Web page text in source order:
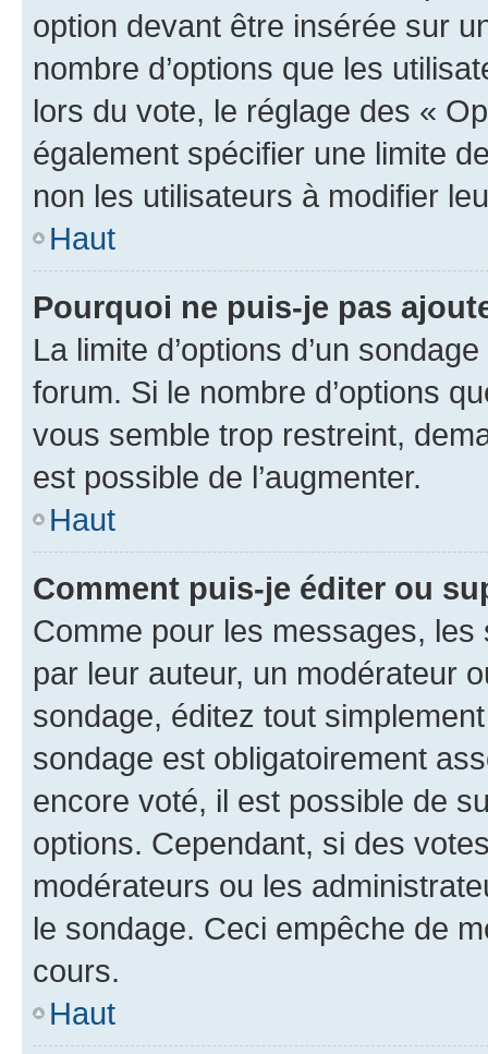
option devant être insérée sur
nombre d’options que les
lors du vote, le réglage des «
également spécifier une limite
non les utilisateurs à modifier
Haut
Pourquoi ne puis-je pas
La limite d’options d’un
forum. Si le nombre d’options
vous semble trop restreint,
est possible de l’augmenter.
Haut
Comment puis-je éditer ou
Comme pour les messages,
par leur auteur, un modérateur
sondage, éditez tout
sondage est obligatoirement
encore voté, il est possible de
options. Cependant, si des
modérateurs ou les
le sondage. Ceci empêche de
cours.
Haut